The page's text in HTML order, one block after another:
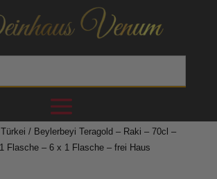
Türkei / Beylerbeyi Teragold – Raki – 70cl –
Flasche – 6 x 1 Flasche – frei Haus